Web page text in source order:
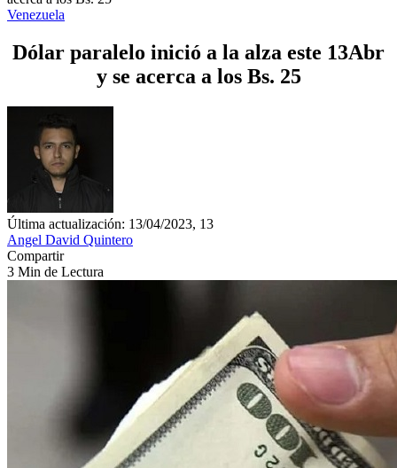
Venezuela
Dólar paralelo inició a la alza este 13Abr
y se acerca a los Bs. 25
Última actualización: 13/04/2023, 13
Angel David Quintero
Compartir
3 Min de Lectura